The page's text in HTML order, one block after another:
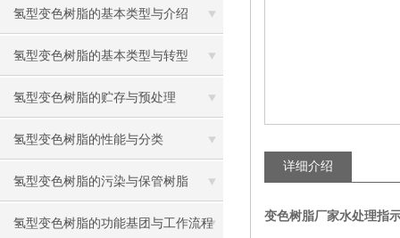
氢型变色树脂的基本类型与介绍
氢型变色树脂的基本类型与转型
氢型变色树脂的贮存与预处理
氢型变色树脂的性能与分类
氢型变色树脂的污染与保管树脂
氢型变色树脂的功能基团与工作流程
详细介绍
变色树脂厂家水处理指